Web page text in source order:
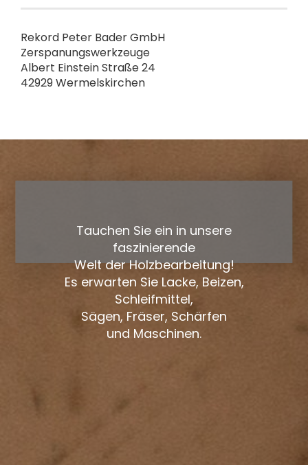
Rekord Peter Bader GmbH
Zerspanungswerkzeuge
Albert Einstein Straße 24
42929 Wermelskirchen
Tauchen Sie ein in unsere
faszinierende
Welt der Holzbearbeitung!
Es erwarten Sie Lacke, Beizen,
Schleifmittel,
Sägen, Fräser, Schärfen
und Maschinen.